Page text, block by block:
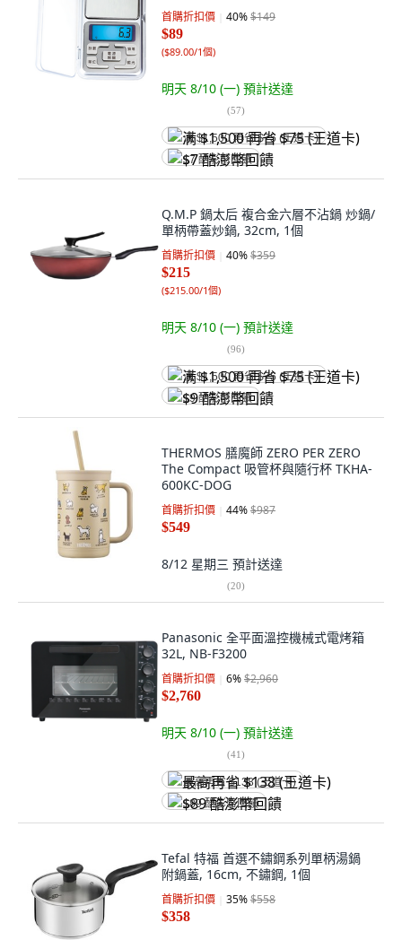
首購折扣價 40%$149
$89
($89.00/1個)
明天 8/10 (一) 預計送達
(57)
满 $1,500 再省 $75 (王道卡)
$7 酷澎幣回饋
Q.M.P 鍋太后 複合金六層不沾鍋 炒鍋/
單柄帶蓋炒鍋, 32cm, 1個
首購折扣價 40%$359
$215
($215.00/1個)
明天 8/10 (一) 預計送達
(96)
满 $1,500 再省 $75 (王道卡)
$9 酷澎幣回饋
THERMOS 膳魔師 ZERO PER ZERO
The Compact 吸管杯與隨行杯 TKHA-
600KC-DOG
首購折扣價 44%$987
$549
8/12 星期三 預計送達
(20)
Panasonic 全平面溫控機械式電烤箱
32L, NB-F3200
首購折扣價 6%$2,960
$2,760
明天 8/10 (一) 預計送達
(41)
最高再省 $138 (王道卡)
$89 酷澎幣回饋
Tefal 特福 首選不鏽鋼系列單柄湯鍋
附鍋蓋, 16cm, 不鏽鋼, 1個
首購折扣價 35%$558
$358